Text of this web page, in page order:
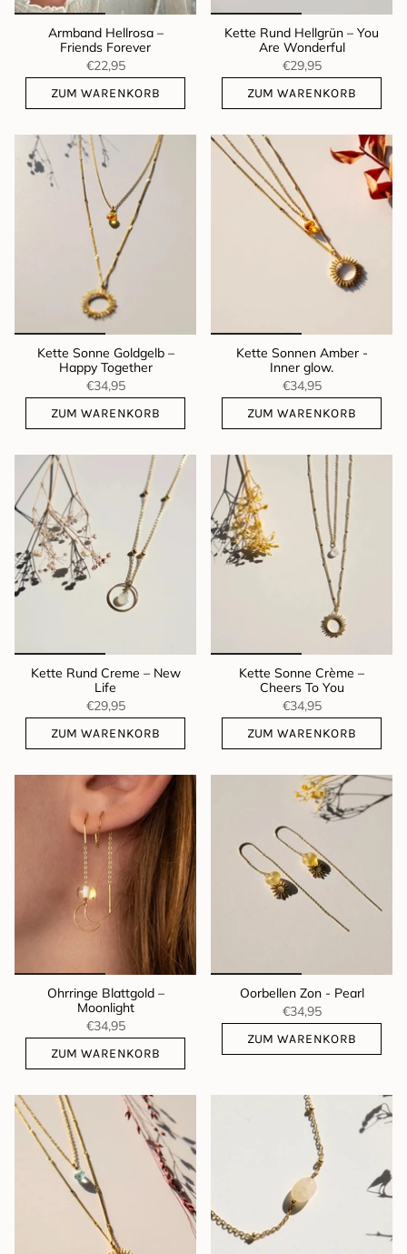
Armband Hellrosa –
Friends Forever
€22,95
ZUM WARENKORB
Kette Rund Hellgrün – You
Are Wonderful
€29,95
ZUM WARENKORB
Kette Sonne Goldgelb –
Happy Together
€34,95
ZUM WARENKORB
Kette Sonnen Amber -
Inner glow.
€34,95
ZUM WARENKORB
Kette Rund Creme – New
Life
€29,95
ZUM WARENKORB
Kette Sonne Crème –
Cheers To You
€34,95
ZUM WARENKORB
Ohrringe Blattgold –
Moonlight
€34,95
ZUM WARENKORB
Oorbellen Zon - Pearl
€34,95
ZUM WARENKORB